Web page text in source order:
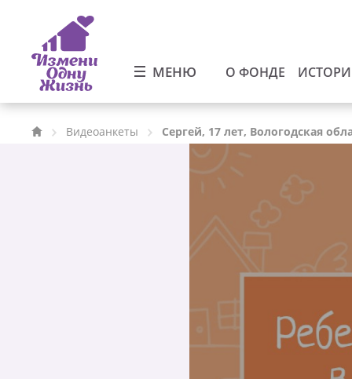
МЕНЮ О ФОНДЕ
Видеоанкеты Сергей, 17 лет, Вологодская